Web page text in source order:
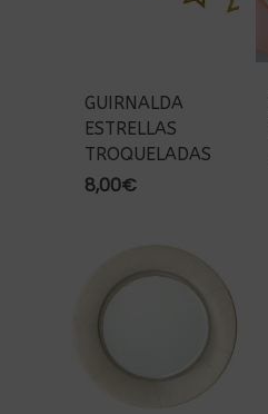
GUIRNALDA
ESTRELLAS
TROQUELADAS
8,00€